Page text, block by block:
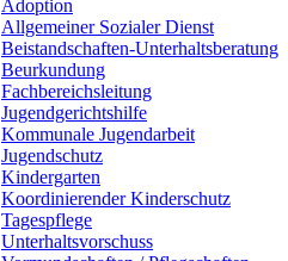
Adoption
Allgemeiner Sozialer Dienst
Beistandschaften-Unterhaltsberatung
Beurkundung
Fachbereichsleitung
Jugendgerichtshilfe
Kommunale Jugendarbeit
Jugendschutz
Kindergarten
Koordinierender Kinderschutz
Tagespflege
Unterhaltsvorschuss